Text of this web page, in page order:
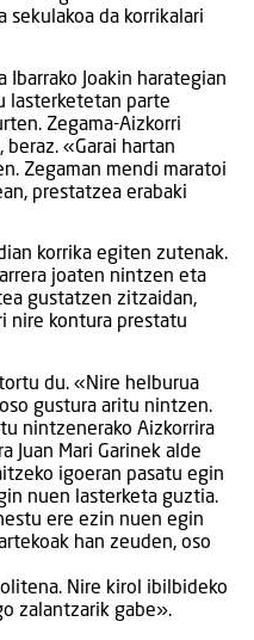
sekulakoa da korrikalari
Ibarrako Joakin harategian
lasterketetan parte
Zegama-Aizkorri
«Garai hartan
Zegaman mendi maratoi
prestatzea erabaki
korrika egiten zutenak.
joaten nintzen eta
gustatzen zitzaidan,
nire kontura prestatu
du. «Nire helburua
gustura aritu nintzen.
nintzenerako Aizkorrira
Juan Mari Garinek alde
igoeran pasatu egin
nuen lasterketa guztia.
ere ezin nuen egin
han zeuden, oso
Nire kirol ibilbideko
zalantzarik gabe».